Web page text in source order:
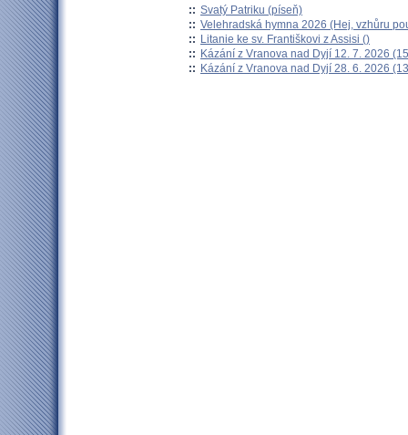
:: Svatý Patriku (píseň)
:: Velehradská hymna 2026 (Hej, vzhůru
:: Litanie ke sv. Františkovi z Assisi ()
:: Kázání z Vranova nad Dyjí 12. 7. 2026
:: Kázání z Vranova nad Dyjí 28. 6. 2026